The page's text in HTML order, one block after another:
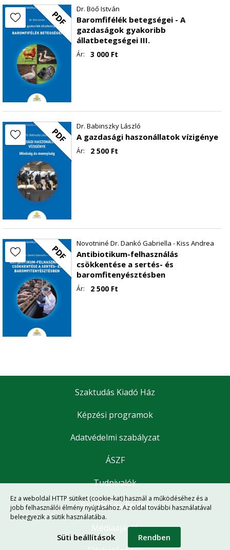
PDF Dr. Böő István
Baromfifélék betegségei - A
gazdaságok gyakoribb
állatbetegségei III.
Ár: 3 000 Ft
PDF Dr. Babinszky László
A gazdasági haszonállatok vízigénye
Ár: 2 500 Ft
PDF Novotniné Dr. Dankó Gabriella - Kiss Andrea
Antibiotikum-felhasználás
csökkentése a sertés- és
baromfitenyésztésben
Ár: 2 500 Ft
Szaktudás Kiadó Ház
Képzési programok
Adatvédelmi szabályzat
ÁSZF
Tudnivalók
Szállítás és fizetés
Médiaajánló
Ez a weboldal HTTP sütiket (cookie-kat) használ a működéséhez és a
jobb felhasználói élmény nyújtásához. Az oldal további használatával
beleegyezik a sütik használatába.
Süti beállítások Rendben